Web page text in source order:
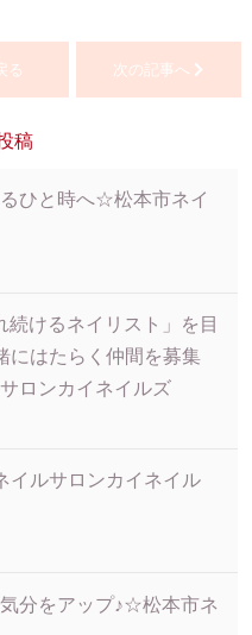
る 次の記事へ
稿
ひと時へ☆松本市ネイ
続けるネイリスト」を目
にはたらく仲間を募集
ロンカイネイルズ
イルサロンカイネイル
分をアップ♪☆松本市ネ